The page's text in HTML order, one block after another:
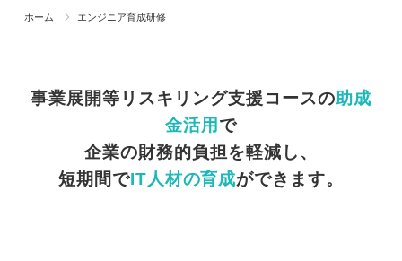
ホーム エンジニア育成研修
事業展開等リスキリング支援コースの助成
金活用 で
企業の財務的負担を軽減し、
短期間でIT人材の育成ができます。